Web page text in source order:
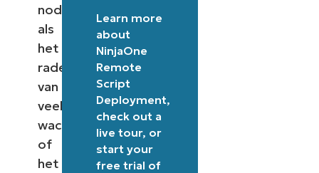
nodig
als
het
raden
van
veelgebruikte
wachtwoorden
of
het
Learn more
about
NinjaOne
Remote
Script
Deployment,
check out a
live tour, or
start your
free trial of